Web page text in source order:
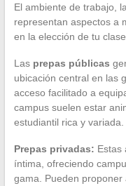
El ambiente de trabajo,
representan aspectos a
en la elección de tu
Las prepas públicas
ubicación central en las
acceso facilitado a
campus suelen estar
estudiantil rica y variada.
Prepas privadas: Estas
íntima, ofreciendo
gama. Pueden